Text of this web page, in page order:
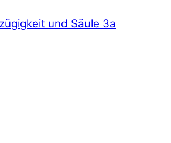
und Säule 3a